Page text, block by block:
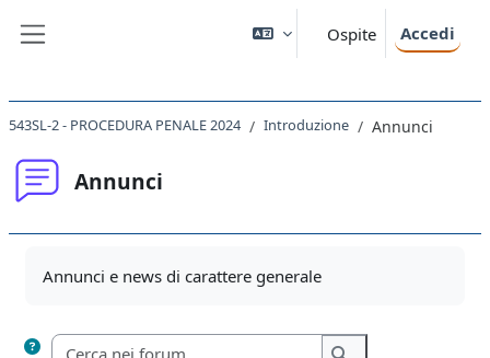
Ospite Accedi
543SL-2 - PROCEDURA PENALE 2024 Introduzione Annunci
Annunci
Annunci e news di carattere generale
Cerca nei forum